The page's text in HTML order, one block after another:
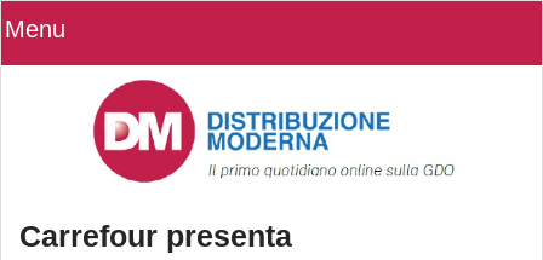
Menu
Carrefour presenta